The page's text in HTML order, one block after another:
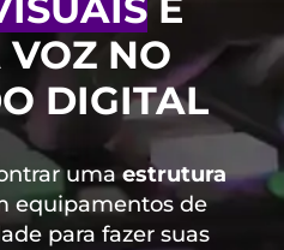
NO
DIGITAL
uma estrutura
equipamentos de
para fazer suas